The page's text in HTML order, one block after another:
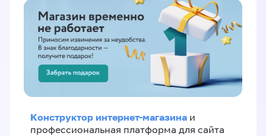
Конструктор интернет-магазина и
профессиональная платформа для сайта